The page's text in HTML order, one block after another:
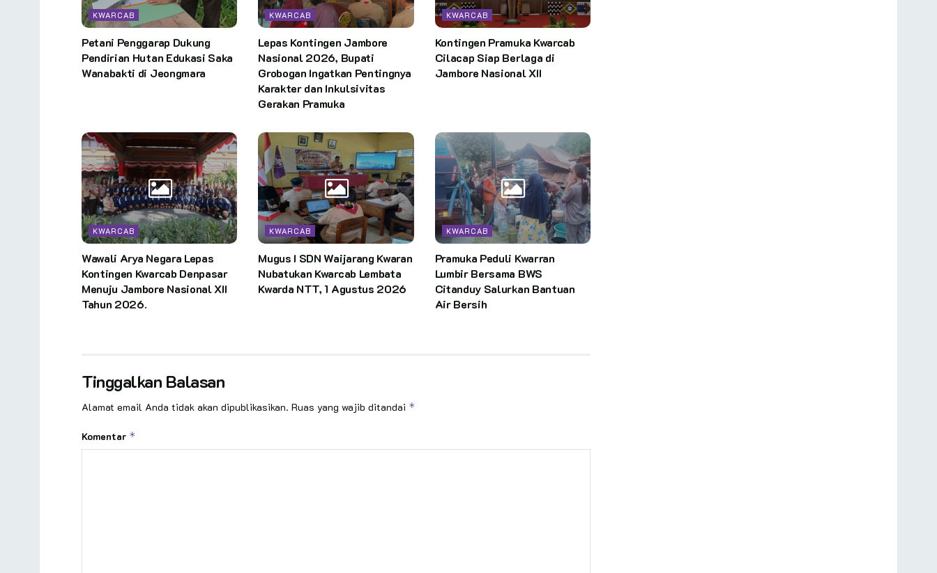
KWARCAB
Petani Penggarap Dukung
Pendirian Hutan Edukasi Saka
Wanabakti di Jeongmara
KWARCAB
Lepas Kontingen Jambore
Nasional 2026, Bupati
Grobogan Ingatkan Pentingnya
Karakter dan Inkulsivitas
Gerakan Pramuka
KWARCAB
Kontingen Pramuka Kwarcab
Cilacap Siap Berlaga di
Jambore Nasional XII
KWARCAB
Wawali Arya Negara Lepas
Kontingen Kwarcab Denpasar
Menuju Jambore Nasional XII
Tahun 2026.
KWARCAB
Mugus I SDN Waijarang Kwaran
Nubatukan Kwarcab Lembata
Kwarda NTT, 1 Agustus 2026
KWARCAB
Pramuka Peduli Kwarran
Lumbir Bersama BWS
Citanduy Salurkan Bantuan
Air Bersih
Tinggalkan Balasan
Alamat email Anda tidak akan dipublikasikan. Ruas yang wajib ditandai *
Komentar *